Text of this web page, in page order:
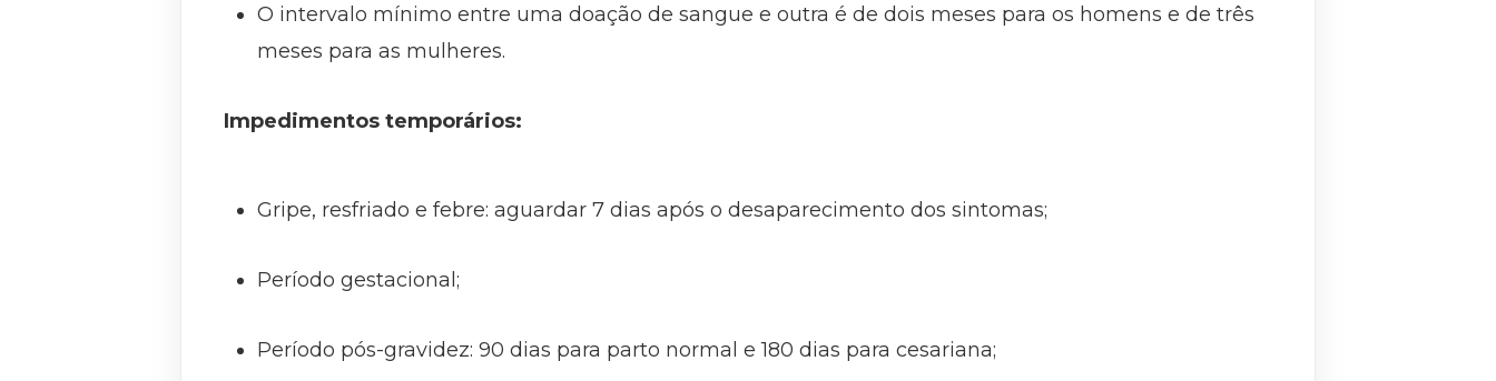
O intervalo mínimo entre uma doação de sangue e outra é de dois meses para os homens e de três
meses para as mulheres.
Impedimentos temporários:
Gripe, resfriado e febre: aguardar 7 dias após o desaparecimento dos sintomas;
Período gestacional;
Período pós-gravidez: 90 dias para parto normal e 180 dias para cesariana;